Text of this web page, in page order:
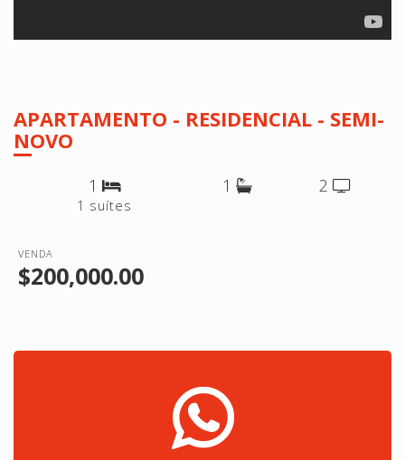
APARTAMENTO - RESIDENCIAL - SEMI-
NOVO
1
1 suítes
1 2
VENDA
$200,000.00